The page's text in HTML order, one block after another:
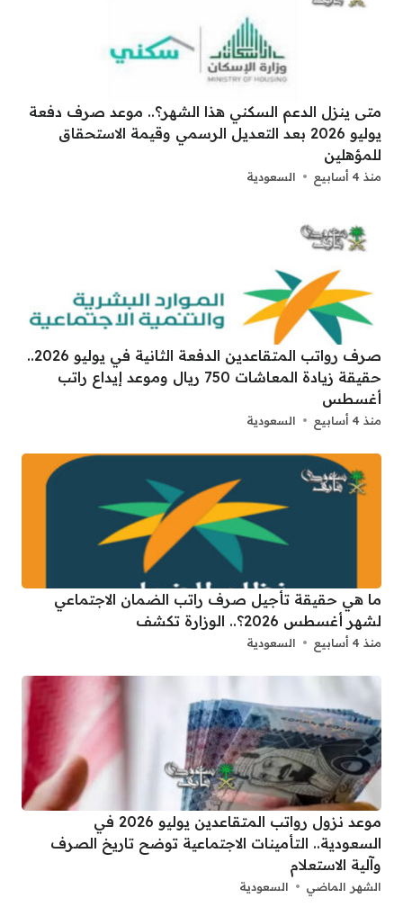
متى ينزل الدعم السكني هذا الشهر؟.. موعد صرف دفعة
يوليو 2026 بعد التعديل الرسمي وقيمة الاستحقاق
للمؤهلين
منذ 4 أسابيع السعودية
صرف رواتب المتقاعدين الدفعة الثانية في يوليو 2026..
حقيقة زيادة المعاشات 750 ريال وموعد إيداع راتب
أغسطس
منذ 4 أسابيع السعودية
ما هي حقيقة تأجيل صرف راتب الضمان الاجتماعي
لشهر أغسطس 2026؟.. الوزارة تكشف
منذ 4 أسابيع السعودية
موعد نزول رواتب المتقاعدين يوليو 2026 في
السعودية.. التأمينات الاجتماعية توضح تاريخ الصرف
وآلية الاستعلام
الشهر الماضي السعودية